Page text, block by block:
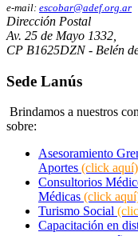
e-mail: escobar@adef.org.ar
Dirección Postal
Av. 25 de Mayo 1332,
CP B1625DZN - Belén
Sede Lanús
Brindamos a nuestros
sobre:
Asesoramiento
Aportes (click aquí)
Consultorios
Médicas (click
Turismo Social
Capacitación en